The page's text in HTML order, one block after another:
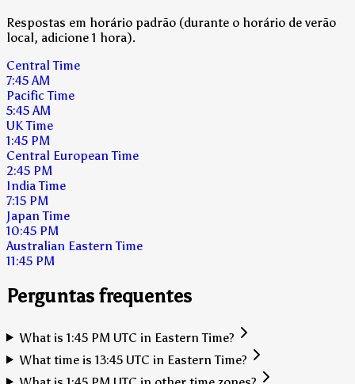
Respostas em horário padrão (durante o horário de verão
local, adicione 1 hora).
Central Time
7:45 AM
Pacific Time
5:45 AM
UK Time
1:45 PM
Central European Time
2:45 PM
India Time
7:15 PM
Japan Time
10:45 PM
Australian Eastern Time
11:45 PM
Perguntas frequentes
What is 1:45 PM UTC in Eastern Time?
What time is 13:45 UTC in Eastern Time?